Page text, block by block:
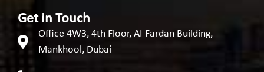
Get in Touch
Office 4W3, 4th Floor, AI Fardan Building,
Mankhool, Dubai